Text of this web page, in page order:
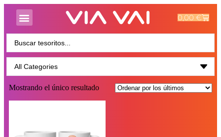
0,00€
Mostrando el único resultado